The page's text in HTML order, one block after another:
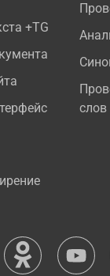
+TG
слов